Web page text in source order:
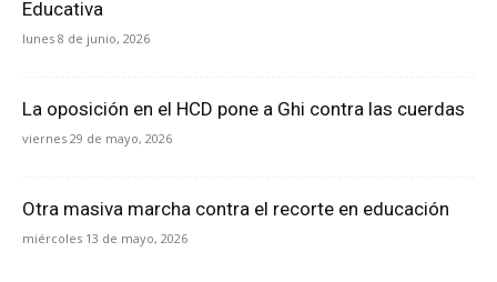
Educativa
lunes 8 de junio, 2026
La oposición en el HCD pone a Ghi contra las cuerdas
viernes 29 de mayo, 2026
Otra masiva marcha contra el recorte en educación
miércoles 13 de mayo, 2026